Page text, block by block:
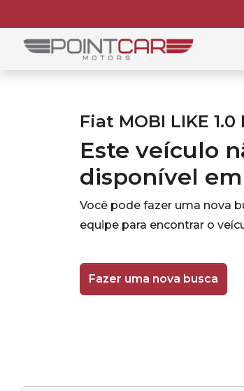
Fiat MOBI LIKE
Este veículo
disponível
Você pode fazer uma nova
equipe para encontrar o
Fazer uma nova busca